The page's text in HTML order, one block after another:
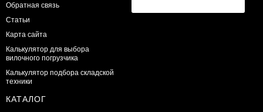
Обратная связь
Статьи
Карта сайта
Калькулятор для выбора
вилочного погрузчика
Калькулятор подбора складской
техники
КАТАЛОГ